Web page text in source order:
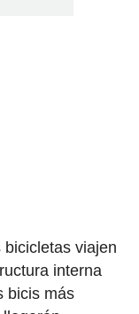
viajen
interna
bicis más